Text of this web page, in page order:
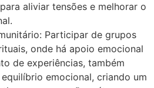
aliviar tensões e melhorar o
Participar de grupos
onde há apoio emocional
de experiências, também
emocional, criando um